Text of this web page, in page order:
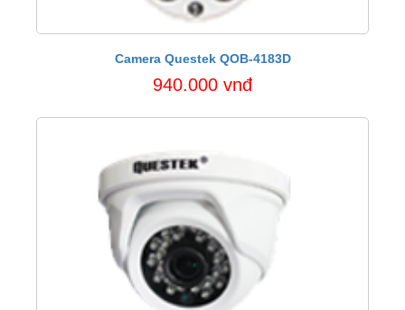
Camera Questek QOB-4183D
940.000 vnđ